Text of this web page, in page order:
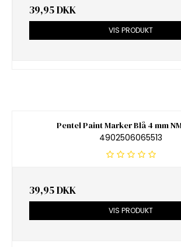
39,95 DKK
VIS PRODUKT
Pentel Paint Marker Blå 4 mm
4902506065513
39,95 DKK
VIS PRODUKT